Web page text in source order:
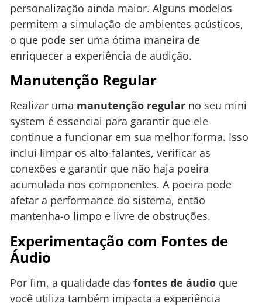
personalização ainda maior. Alguns modelos
permitem a simulação de ambientes acústicos,
o que pode ser uma ótima maneira de
enriquecer a experiência de audição.
Manutenção Regular
Realizar uma manutenção regular no seu mini
system é essencial para garantir que ele
continue a funcionar em sua melhor forma. Isso
inclui limpar os alto-falantes, verificar as
conexões e garantir que não haja poeira
acumulada nos componentes. A poeira pode
afetar a performance do sistema, então
mantenha-o limpo e livre de obstruções.
Experimentação com Fontes de
Áudio
Por fim, a qualidade das fontes de áudio que
você utiliza também impacta a experiência